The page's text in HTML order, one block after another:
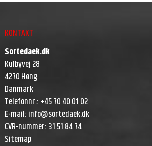
KONTAKT
Sortedaek.dk
Kulbyvej 28
4270 Høng
Danmark
Telefonnr.:+45 70 40 01 02
E-mail:info@sortedaek.dk
CVR-nummer:31 51 84 74
Sitemap